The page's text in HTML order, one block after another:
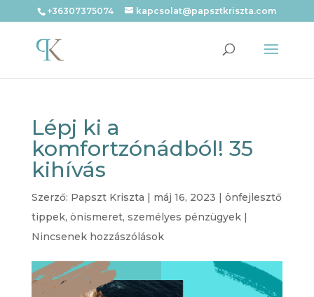
+36307375074 kapcsolat@papsztkriszta.com
Lépj ki a
komfortzónádból! 35
kihívás
Szerző: Papszt Kriszta | máj 16, 2023 | önfejlesztő
tippek, önismeret, személyes pénzügyek|
Nincsenek hozzászólások